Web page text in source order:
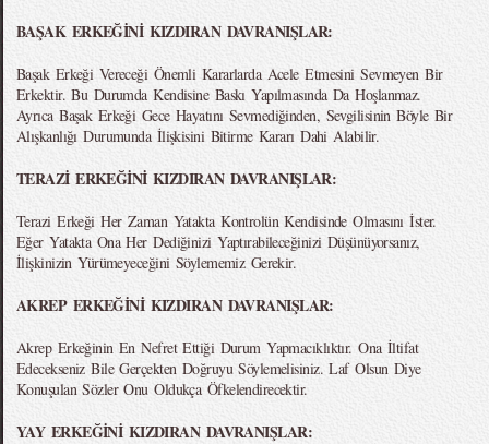
BAŞAK ERKEĞİNİ KIZDIRAN DAVRANIŞLAR:
Başak Erkeği Vereceği Önemli Kararlarda Acele Etmesini Sevmeyen Bir
Erkektir. Bu Durumda Kendisine Baskı Yapılmasında Da Hoşlanmaz.
Ayrıca Başak Erkeği Gece Hayatını Sevmediğinden, Sevgilisinin Böyle Bir
Alışkanlığı Durumunda İlişkisini Bitirme Kararı Dahi Alabilir.
TERAZİ ERKEĞİNİ KIZDIRAN DAVRANIŞLAR:
Terazi Erkeği Her Zaman Yatakta Kontrolün Kendisinde Olmasını İster.
Eğer Yatakta Ona Her Dediğinizi Yaptırabileceğinizi Düşünüyorsanız,
İlişkinizin Yürümeyeceğini Söylememiz Gerekir.
AKREP ERKEĞİNİ KIZDIRAN DAVRANIŞLAR:
Akrep Erkeğinin En Nefret Ettiği Durum Yapmacıklıktır. Ona İltifat
Edecekseniz Bile Gerçekten Doğruyu Söylemelisiniz. Laf Olsun Diye
Konuşulan Sözler Onu Oldukça Öfkelendirecektir.
YAY ERKEĞİNİ KIZDIRAN DAVRANIŞLAR: